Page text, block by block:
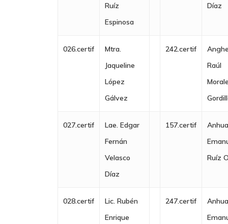
Ruíz
Espinosa
Díaz
026.certif
Mtra.
Jaqueline
López
Gálvez
242.certif
Raúl
027.certif
Lae. Edgar
Fernán
Velasco
Díaz
157.certif
Ruíz
028.certif
Lic. Rubén
Enrique
247.certif